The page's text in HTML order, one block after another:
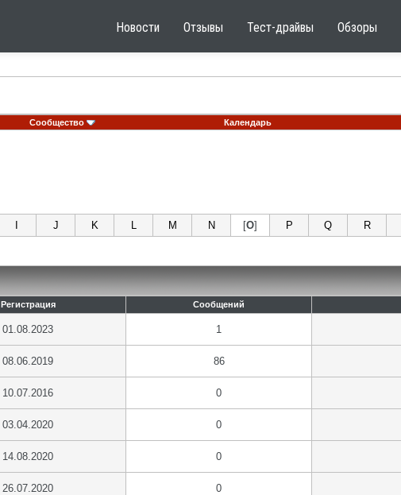
Новости Отзывы Тест-драйвы Обзоры
Сообщество Календарь
J K L M N [O] P Q R
Регистрация Сообщений
01.08.2023 1
08.06.2019 86
10.07.2016 0
03.04.2020 0
14.08.2020 0
26.07.2020 0